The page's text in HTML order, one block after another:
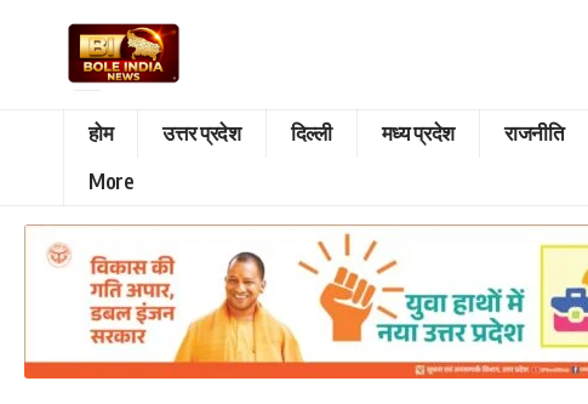
होम उत्तर प्रदेश दिल्ली मध्य प्रदेश राजनीति
More